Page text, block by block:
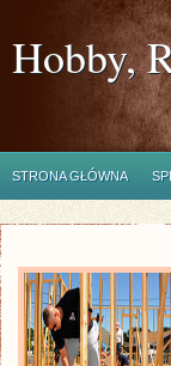
Hobby,
STRONA GŁÓWNA